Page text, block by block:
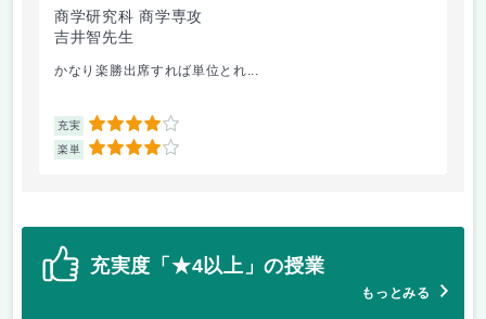
商学研究科 商学専攻
吉井智先生
かなり楽勝出席すれば単位とれ...
充実 4
楽単 4
充実度「★4以上」の授業
もっとみる